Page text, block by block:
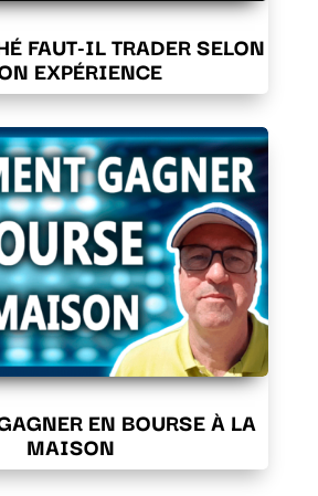
FAUT-IL TRADER SELON
EXPÉRIENCE
EN BOURSE À LA
MAISON